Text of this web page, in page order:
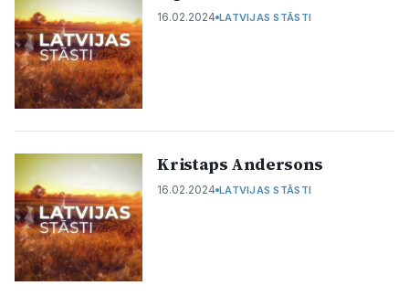
Politiskā reklāma
Ziņo redakcijai
Facebook Instagram
16.02.2024 LATVIJAS STĀSTI
Kristaps Andersons​
16.02.2024 LATVIJAS STĀSTI